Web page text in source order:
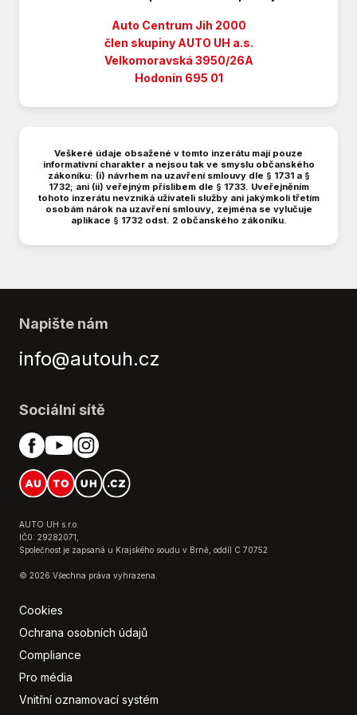
Dálkové centrální zamykání
Dělená zadní sedadla
ESP (stabilizace podvozku)
Elektrická zrcátka
Hands free
Hlídání jízdního pruhu
Imobilizér
Isofix
MP3
Otáčkoměr
Palubní počítač
Parkovací kamera
Poloautomatická ruční brzda
Posilovač řízení
Posuvná zadní sedadla
Přední loketní opěrka
Přední světla LED
Senzor stěračů
Startování tlačítkem
Tempomat s omezovačem rychlosti
Tlačítko SOS
Tónovaná skla
Auto Centrum Jih 2000
člen skupiny AUTO UH a.s.
Velkomoravská 3950/26A
Hodonín 695 01
Veškeré údaje obsažené v tomto inzerátu mají pouze
informativní charakter a nejsou tak ve smyslu občanského
zákoníku: (i) návrhem na uzavření smlouvy dle § 1731 a §
1732; ani (ii) veřejným příslibem dle § 1733. Uveřejněním
tohoto inzerátu nevzniká uživateli služby ani jakýmkoli třetím
osobám nárok na uzavření smlouvy, zejména se vylučuje
aplikace § 1732 odst. 2 občanského zákoníku.
AUTO UH s.r.o.
IČ0: 29282071,
Společnost je zapsaná u Krajského soudu v Brně, oddíl C 70752
© 2026 Všechna práva vyhrazena.
Cookies
Ochrana osobních údajů
Compliance
Pro média
Vnitřní oznamovací systém
Napište nám
info@autouh.cz
Sociální sítě